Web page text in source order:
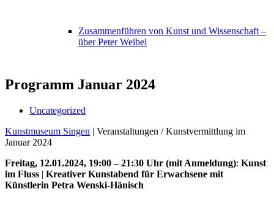
Zusammenführen von Kunst und Wissenschaft –
über Peter Weibel
Programm Januar 2024
Uncategorized
Kunstmuseum Singen | Veranstaltungen / Kunstvermittlung im
Januar 2024
Freitag, 12.01.2024, 19:00 – 21:30 Uhr (mit Anmeldung): Kunst
im Fluss | Kreativer Kunstabend für Erwachsene mit
Künstlerin Petra Wenski-Hänisch